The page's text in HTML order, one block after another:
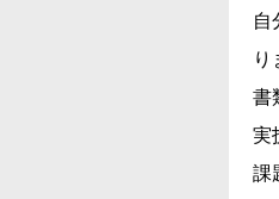
自
り
書
実
課